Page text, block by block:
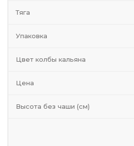
Тяга
Упаковка
Цвет колбы кальяна
Цена
Высота без чаши (см)